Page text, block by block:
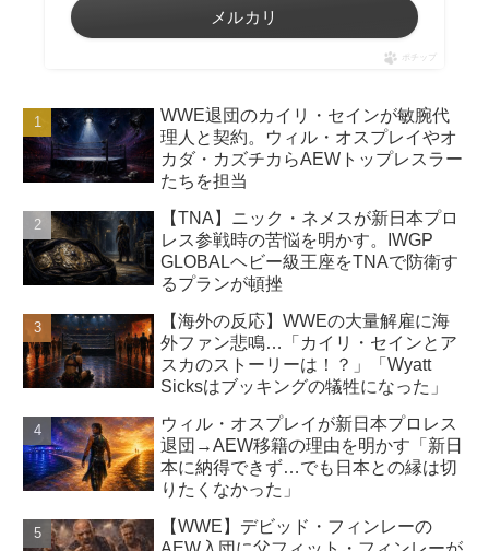
メルカリ
ポチップ
WWE退団のカイリ・セインが敏腕代
理人と契約。ウィル・オスプレイやオ
カダ・カズチカらAEWトップレスラー
たちを担当
【TNA】ニック・ネメスが新日本プロ
レス参戦時の苦悩を明かす。IWGP
GLOBALヘビー級王座をTNAで防衛す
るプランが頓挫
【海外の反応】WWEの大量解雇に海
外ファン悲鳴…「カイリ・セインとア
スカのストーリーは！？」「Wyatt
Sicksはブッキングの犠牲になった」
ウィル・オスプレイが新日本プロレス
退団→AEW移籍の理由を明かす「新日
本に納得できず…でも日本との縁は切
りたくなかった」
【WWE】デビッド・フィンレーの